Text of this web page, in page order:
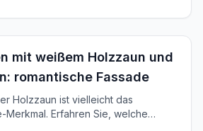
mit weißem Holzzaun und
romantische Fassade
Holzzaun ist vielleicht das
Merkmal. Erfahren Sie, welche
wie Sie sie pflegen.